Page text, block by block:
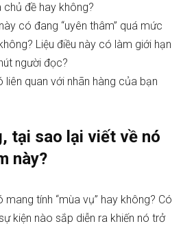
chủ đề hay không?
có đang “uyên thâm” quá mức
Liệu điều này có làm giới hạn
người đọc?
liên quan với nhãn hàng của bạn
tại sao lại viết về nó
này?
mang tính “mùa vụ” hay không? Có
kiện nào sắp diễn ra khiến nó trở